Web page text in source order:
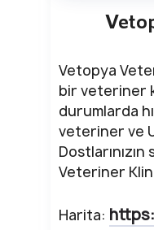
Vetopya
bir veteriner
durumlarda
veteriner ve
Veteriner
Harita: